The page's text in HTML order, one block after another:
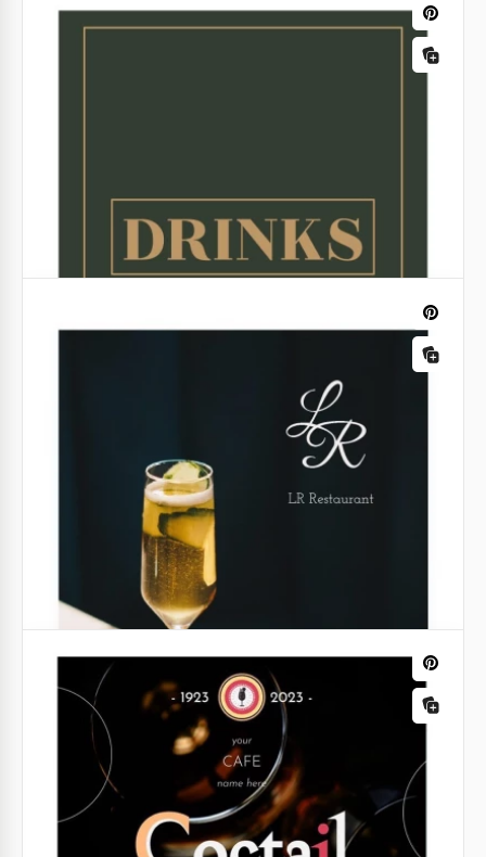
Illustrierte Cocktails Speisekarte
Möchten Sie ein Design für eine neue Cocktail- und
Barkarte in Ihrem Restaurant, Café oder Ihrer Bar
erstellen?
Google Docs
Schwarzes Getränke Restaurantmenü
Google Slides